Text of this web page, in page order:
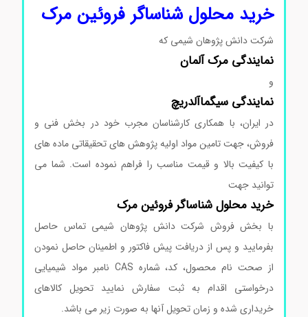
خرید محلول شناساگر فروئین مرک
شرکت دانش پژوهان شیمی که
نمایندگیمرکآلمان
نمایندگیسیگماآلدریچ
در ایران، با همکاری کارشناسان مجرب خود در بخش فنی و
فروش، جهت تامین مواد اولیه پژوهش های تحقیقاتی ماده های
با کیفیت بالا و قیمت مناسب را فراهم نموده است. شما می
توانید جهت
خرید محلول شناساگر فروئین مرک
با بخش فروش شرکت دانش پژوهان شیمی تماس حاصل
بفرمایید و پس از دریافت پیش فاکتور و اطمینان حاصل نمودن
از صحت نام محصول، کد، شماره CAS نامبر مواد شیمیایی
درخواستی اقدام به ثبت سفارش نمایید تحویل کالاهای
خریداری شده و زمان تحویل آنها به صورت زیر می باشد.